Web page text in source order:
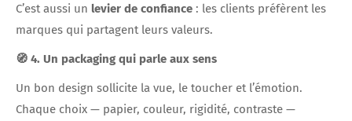
C’est aussi un levier de confiance : les clients préfèrent les
marques qui partagent leurs valeurs.
🧭 4. Un packaging qui parle aux sens
Un bon design sollicite la vue, le toucher et l’émotion.
Chaque choix — papier, couleur, rigidité, contraste —